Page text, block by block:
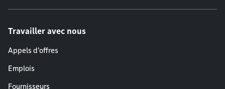
Travailler avec nous
Appels d'offres
Emplois
Fournisseurs